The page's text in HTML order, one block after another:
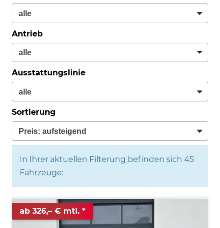
Antrieb
Ausstattungslinie
Sortierung
In Ihrer aktuellen Filterung befinden sich 45
Fahrzeuge:
ab 326,– € mtl.